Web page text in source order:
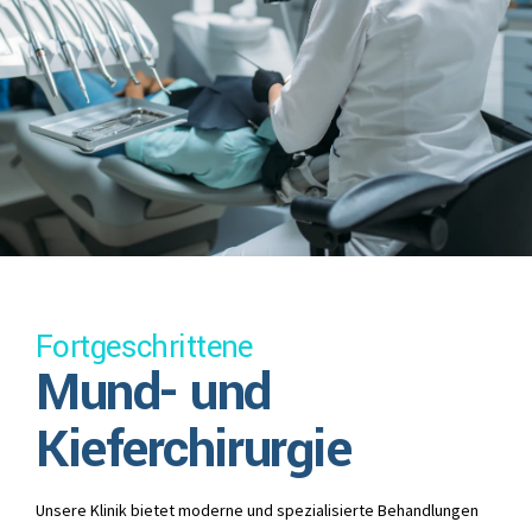
Fortgeschrittene
Mund- und
Kieferchirurgie
Unsere Klinik bietet moderne und spezialisierte Behandlungen